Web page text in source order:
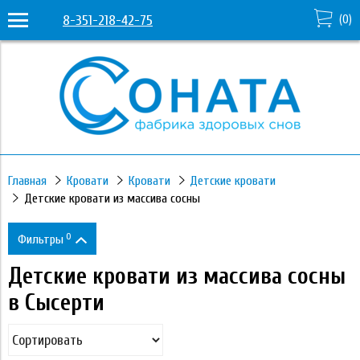
8-351-218-42-75 (0)
Главная Кровати Кровати
Детские кровати
Детские кровати из массива сосны
Фильтры 0
Цена
Детские кровати из массива сосны
в Сысерти